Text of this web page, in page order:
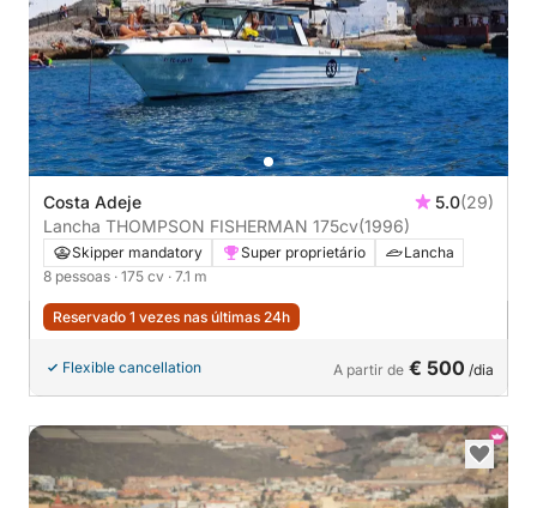
Costa Adeje 5.0(29)
Lancha THOMPSON FISHERMAN 175cv(1996)
Skipper mandatory Super proprietário
Lancha
8 pessoas · 175 cv · 7.1 m
Reservado 1 vezes nas últimas 24h
Flexible cancellation A partir de € 500 /dia